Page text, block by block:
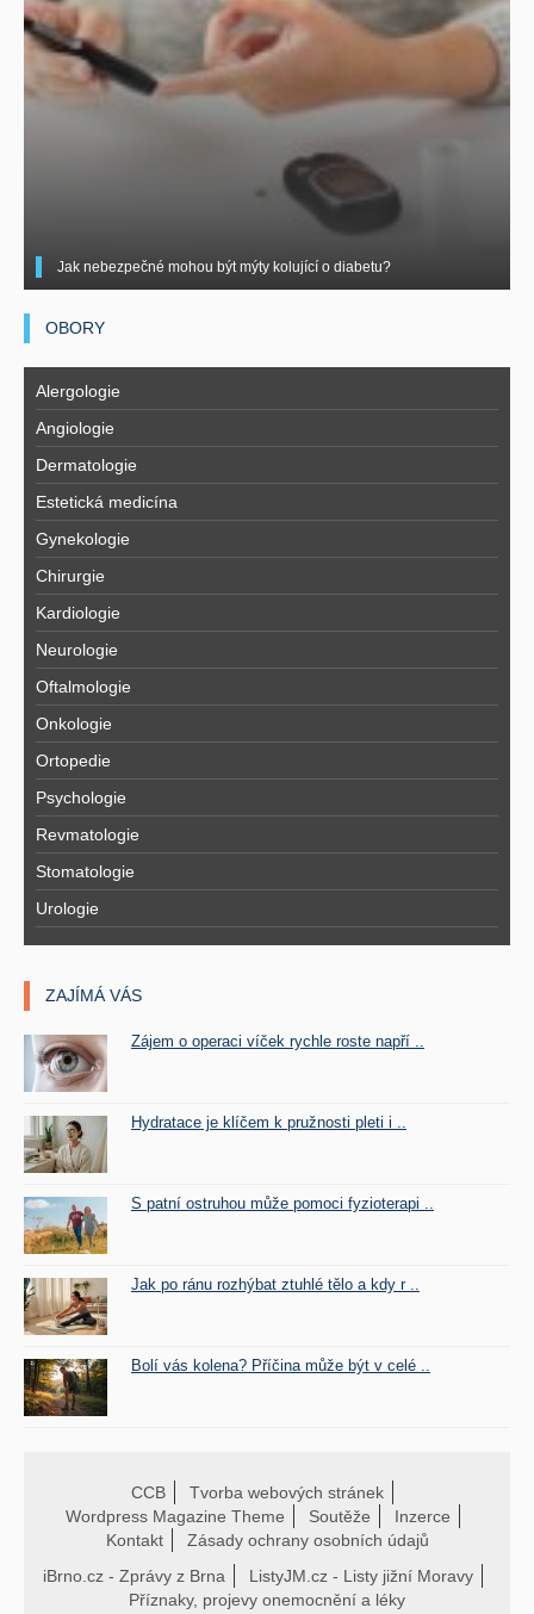
Jak nebezpečné mohou být mýty kolující o diabetu?
OBORY
Alergologie
Angiologie
Dermatologie
Estetická medicína
Gynekologie
Chirurgie
Kardiologie
Neurologie
Oftalmologie
Onkologie
Ortopedie
Psychologie
Revmatologie
Stomatologie
Urologie
ZAJÍMÁ VÁS
Zájem o operaci víček rychle roste napří ..
Hydratace je klíčem k pružnosti pleti i ..
S patní ostruhou může pomoci fyzioterapi ..
Jak po ránu rozhýbat ztuhlé tělo a kdy r ..
Bolí vás kolena? Příčina může být v celé ..
CCB
Tvorba webových stránek
Wordpress Magazine Theme
Soutěže
Inzerce
Kontakt
Zásady ochrany osobních údajů
iBrno.cz - Zprávy z Brna
ListyJM.cz - Listy jižní Moravy
Příznaky, projevy onemocnění a léky